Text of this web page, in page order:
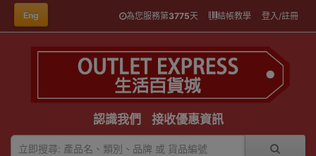
Eng 為您服務第3775天 結帳教學 登入/註冊
認識我們 接收優惠資訊